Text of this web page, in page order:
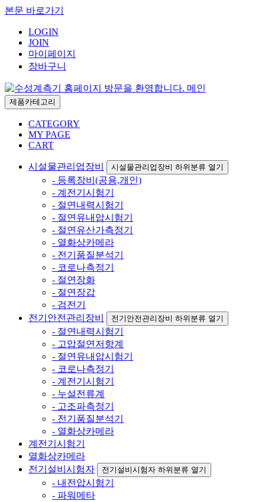
본문 바로가기
LOGIN
JOIN
마이페이지
장바구니
제품카테고리
CATEGORY
MY PAGE
CART
시설물관리업장비 시설물관리업장비 하위분류 열기
- 등록장비(공용,개인)
- 계전기시험기
- 절연내력시험기
- 절연유내압시험기
- 절연유산가측정기
- 열화상카메라
- 전기품질분석기
- 코로나측정기
- 절연장화
- 절연장갑
- 검전기
전기안전관리장비
전기안전관리장비 하위분류 열기
- 절연내력시험기
- 고압절연저항계
- 절연유내압시험기
- 코로나측정기
- 계전기시험기
- 누설전류계
- 고조파측정기
- 전기품질분석기
- 열화상카메라
계전기시험기
열화상카메라
전기설비시험자
전기설비시험자 하위분류 열기
- 내전압시험기
- 파워메타